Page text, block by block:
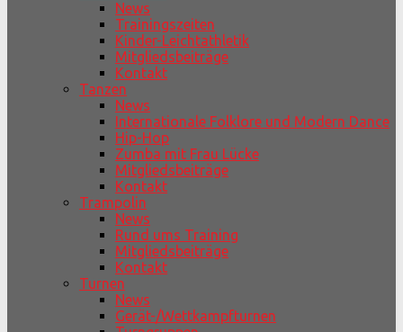
News
Trainingszeiten
Kinder-Leichtathletik
Mitgliedsbeiträge
Kontakt
Tanzen
News
Internationale Folklore und Modern Dance
Hip-Hop
Zumba mit Frau Lücke
Mitgliedsbeiträge
Kontakt
Trampolin
News
Rund ums Training
Mitgliedsbeiträge
Kontakt
Turnen
News
Gerät-/Wettkampfturnen